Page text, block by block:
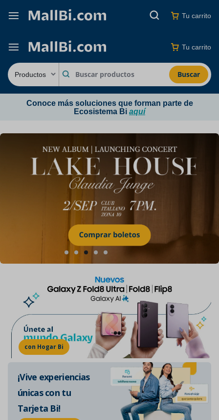
Tu carrito
Buscar
Tu carrito
Conoce más soluciones que forman parte de
Ecosistema Bi aquí
con Hogar Bi
¡Vive experiencias
únicas con tu
Tarjeta Bi!